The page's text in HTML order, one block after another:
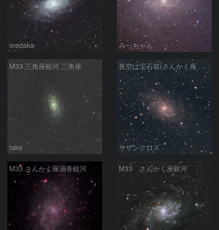
medaka みっちゃん
M33 三角座銀河 三角座
take
夜空は宝石箱(さんかく座 M33) Seestar50
サザンクロス
M33 さんかく座渦巻銀河 M33 さんかく座銀河